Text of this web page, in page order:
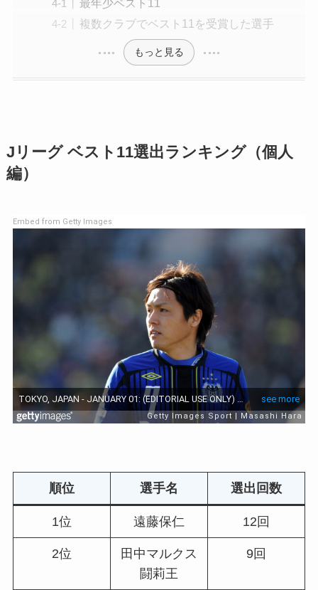
複数クラブでベスト11を受賞した選手
もっと見る
Jリーグ ベスト11選出ランキング（個人
編）
Embed from Getty Images
順位 選手名 選出回数
1位 遠藤保仁 12回
2位
田中マルクス
闘莉王
9回